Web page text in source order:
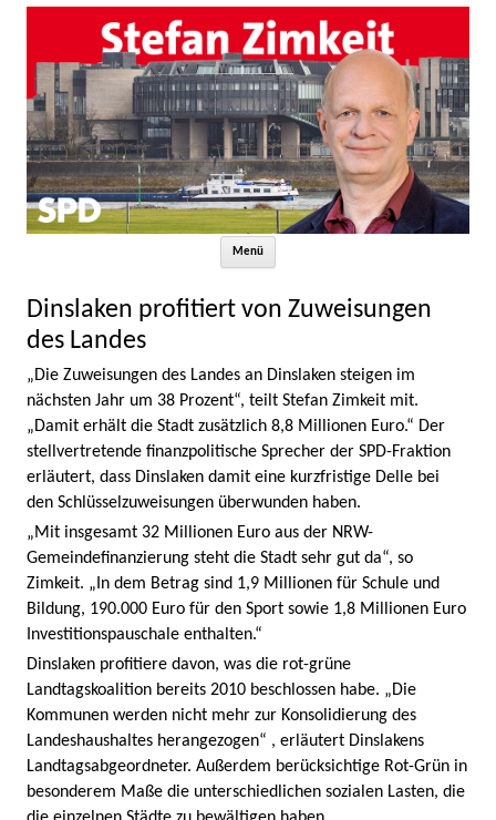
Menü
Dinslaken profitiert von Zuweisungen
des Landes
„Die Zuweisungen des Landes an Dinslaken steigen im
nächsten Jahr um 38 Prozent“, teilt Stefan Zimkeit mit.
„Damit erhält die Stadt zusätzlich 8,8 Millionen Euro.“ Der
stellvertretende finanzpolitische Sprecher der SPD-Fraktion
erläutert, dass Dinslaken damit eine kurzfristige Delle bei
den Schlüsselzuweisungen überwunden haben.
„Mit insgesamt 32 Millionen Euro aus der NRW-
Gemeindefinanzierung steht die Stadt sehr gut da“, so
Zimkeit. „In dem Betrag sind 1,9 Millionen für Schule und
Bildung, 190.000 Euro für den Sport sowie 1,8 Millionen Euro
Investitionspauschale enthalten.“
Dinslaken profitiere davon, was die rot-grüne
Landtagskoalition bereits 2010 beschlossen habe. „Die
Kommunen werden nicht mehr zur Konsolidierung des
Landeshaushaltes herangezogen“ , erläutert Dinslakens
Landtagsabgeordneter. Außerdem berücksichtige Rot-Grün in
besonderem Maße die unterschiedlichen sozialen Lasten, die